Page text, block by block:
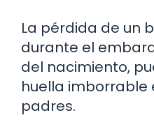
La pérdida de un
durante el
del nacimiento,
huella imborrable
padres.